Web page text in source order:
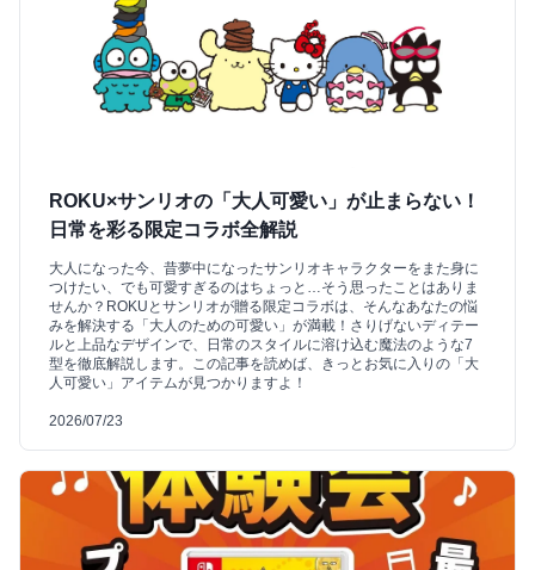
ROKU×サンリオの「大人可愛い」が止まらない！
日常を彩る限定コラボ全解説
大人になった今、昔夢中になったサンリオキャラクターをまた身に
つけたい、でも可愛すぎるのはちょっと…そう思ったことはありま
せんか？ROKUとサンリオが贈る限定コラボは、そんなあなたの悩
みを解決する「大人のための可愛い」が満載！さりげないディテー
ルと上品なデザインで、日常のスタイルに溶け込む魔法のような7
型を徹底解説します。この記事を読めば、きっとお気に入りの「大
人可愛い」アイテムが見つかりますよ！
2026/07/23